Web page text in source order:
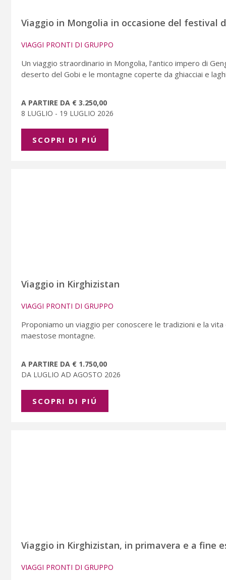
Viaggio in Mongolia in occasione del festival
VIAGGI PRONTI DI GRUPPO
Un viaggio straordinario in Mongolia, l’antico impero di
deserto del Gobi e le montagne coperte da ghiacciai e
A PARTIRE DA € 3.250,00
8 LUGLIO - 19 LUGLIO 2026
SCOPRI DI PIÚ
Viaggio in Kirghizistan
VIAGGI PRONTI DI GRUPPO
Proponiamo un viaggio per conoscere le tradizioni e la
maestose montagne.
A PARTIRE DA € 1.750,00
DA LUGLIO AD AGOSTO 2026
SCOPRI DI PIÚ
Viaggio in Kirghizistan, in primavera e a fine
VIAGGI PRONTI DI GRUPPO